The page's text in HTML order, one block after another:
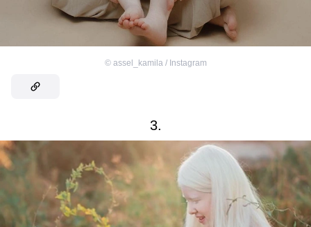
© assel_kamila / Instagram
3.